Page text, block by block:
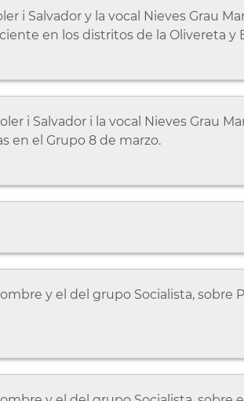
i Salvador y la vocal Nieves Grau
en los distritos de la Olivereta y
i Salvador i la vocal Nieves Grau
en el Grupo 8 de marzo.
y el del grupo Socialista, sobre